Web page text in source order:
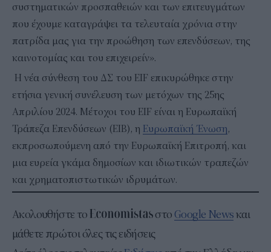
συστηματικών προσπαθειών και των επιτευγμάτων
που έχουμε καταγράψει τα τελευταία χρόνια στην
πατρίδα μας για την προώθηση των επενδύσεων, της
καινοτομίας και του επιχειρείν».
Η νέα σύνθεση του ΔΣ του EIF επικυρώθηκε στην
ετήσια γενική συνέλευση των μετόχων της 25ης
Απριλίου 2024. Μέτοχοι του EIF είναι η Ευρωπαϊκή
Τράπεζα Επενδύσεων (EIB), η Ευρωπαϊκή Ένωση,
εκπροσωπούμενη από την Ευρωπαϊκή Επιτροπή, και
μια ευρεία γκάμα δημοσίων και ιδιωτικών τραπεζών
και χρηματοπιστωτικών ιδρυμάτων.
Ακολουθήστε το στο Google Newsκαι
μάθετε πρώτοι όλες τις ειδήσεις